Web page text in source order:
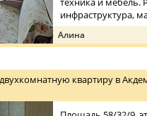
инфраструктура,
Алина
квартиру в